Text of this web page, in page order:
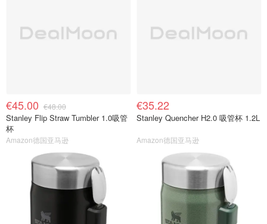
€45.00 €48.00
Stanley Flip Straw Tumbler 1.0吸管
杯
Amazon德国亚马逊
€35.22
Stanley Quencher H2.0 吸管杯 1.2L
Amazon德国亚马逊